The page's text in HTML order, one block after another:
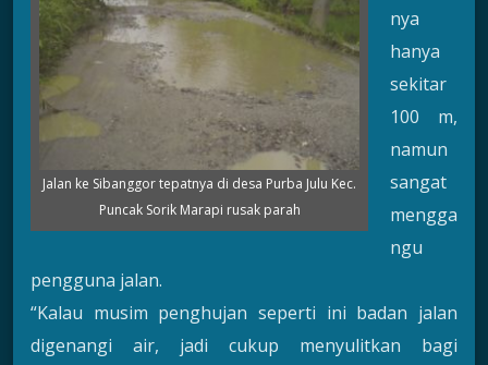
Jalan ke Sibanggor tepatnya di desa Purba Julu Kec.
Puncak Sorik Marapi rusak parah
nya
hanya
sekitar
100 m,
namun
sangat
mengga
ngu
pengguna jalan.
“Kalau musim penghujan seperti ini badan jalan
digenangi air, jadi cukup menyulitkan bagi